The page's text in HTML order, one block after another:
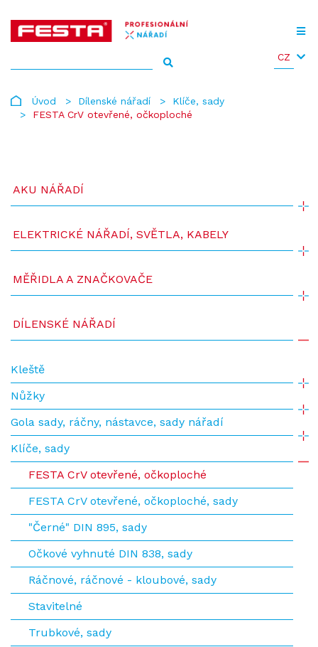
CZ
Úvod Dílenské nářadí
Klíče, sady
FESTA CrV otevřené, očkoploché
AKU NÁŘADÍ
ELEKTRICKÉ NÁŘADÍ, SVĚTLA, KABELY
MĚŘIDLA A ZNAČKOVAČE
DÍLENSKÉ NÁŘADÍ
Kleště
Nůžky
Gola sady, ráčny, nástavce, sady nářadí
Klíče, sady
FESTA CrV otevřené, očkoploché
FESTA CrV otevřené, očkoploché, sady
"Černé" DIN 895, sady
Očkové vyhnuté DIN 838, sady
Ráčnové, ráčnové - kloubové, sady
Stavitelné
Trubkové, sady